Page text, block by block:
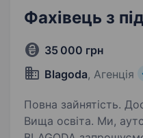
Фахівець з
35 000 грн
Blagoda, Агенція
Повна зайнятість.
Вища освіта. Ми, аутсорсингова компанія